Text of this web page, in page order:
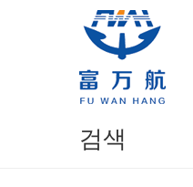
검색